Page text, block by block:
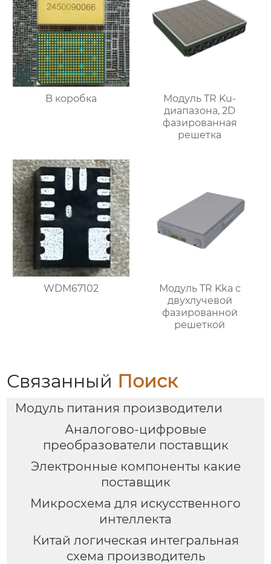
B коробка
Модуль TR Ku-
диапазона, 2D
фазированная
решетка
WDM67102
Модуль TR Kka с
двухлучевой
фазированной
решеткой
Связанный Поиск
Модуль питания производители
Аналогово-цифровые
преобразователи поставщик
Электронные компоненты какие
поставщик
Микросхема для искусственного
интеллекта
Китай логическая интегральная
схема производитель